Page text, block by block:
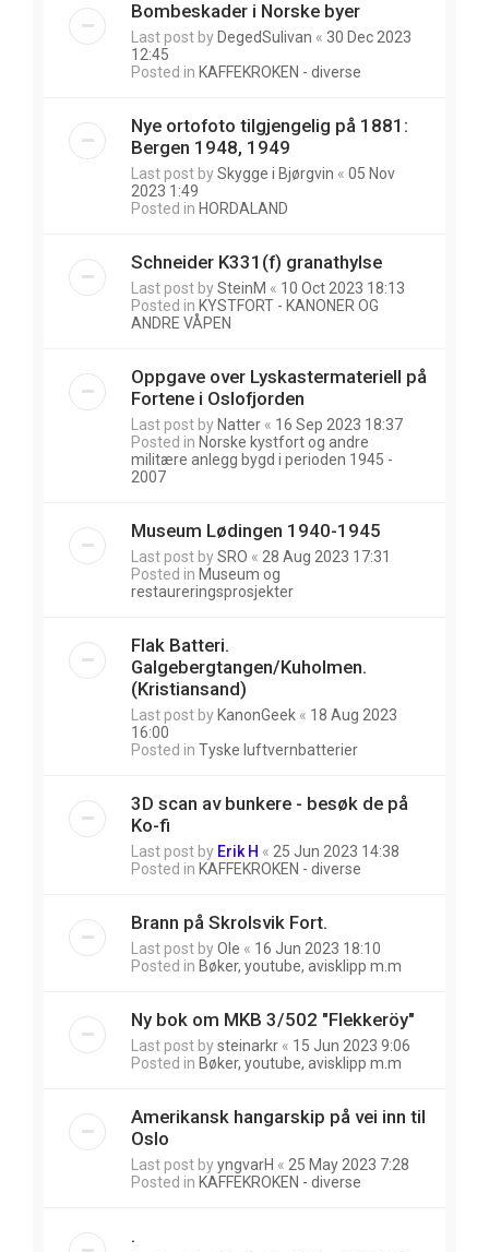
Bombeskader i Norske byer
Last post by DegedSulivan « 30 Dec 2023
12:45
Posted in KAFFEKROKEN - diverse
Nye ortofoto tilgjengelig på 1881:
Bergen 1948, 1949
Last post bySkygge i Bjørgvin « 05 Nov
2023 1:49
Posted in HORDALAND
Schneider K331(f) granathylse
Last post bySteinM « 10 Oct 2023 18:13
Posted in KYSTFORT - KANONER OG
ANDRE VÅPEN
Oppgave over Lyskastermateriell på
Fortene i Oslofjorden
Last post by Natter « 16 Sep 2023 18:37
Posted in Norske kystfort og andre
militære anlegg bygd i perioden 1945 -
2007
Museum Lødingen 1940-1945
Last post bySRO « 28 Aug 2023 17:31
Posted in Museum og
restaureringsprosjekter
Flak Batteri.
Galgebergtangen/Kuholmen.
(Kristiansand)
Last post by KanonGeek « 18 Aug 2023
16:00
Posted in Tyske luftvernbatterier
3D scan av bunkere - besøk de på
Ko-fi
Last post by Erik H « 25 Jun 2023 14:38
Posted in KAFFEKROKEN - diverse
Brann på Skrolsvik Fort.
Last post byOle « 16 Jun 2023 18:10
Posted in Bøker, youtube, avisklipp m.m
Ny bok om MKB 3/502 "Flekkeröy"
Last post bysteinarkr « 15 Jun 2023 9:06
Posted in Bøker, youtube, avisklipp m.m
Amerikansk hangarskip på vei inn til
Oslo
Last post byyngvarH « 25 May 2023 7:28
Posted in KAFFEKROKEN - diverse
.